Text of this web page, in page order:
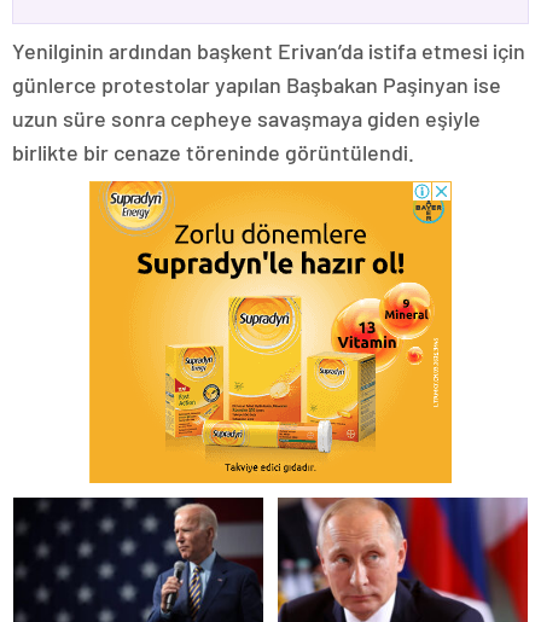
Yenilginin ardından başkent Erivan’da istifa etmesi için
günlerce protestolar yapılan Başbakan Paşinyan ise
uzun süre sonra cepheye savaşmaya giden eşiyle
birlikte bir cenaze töreninde görüntülendi.